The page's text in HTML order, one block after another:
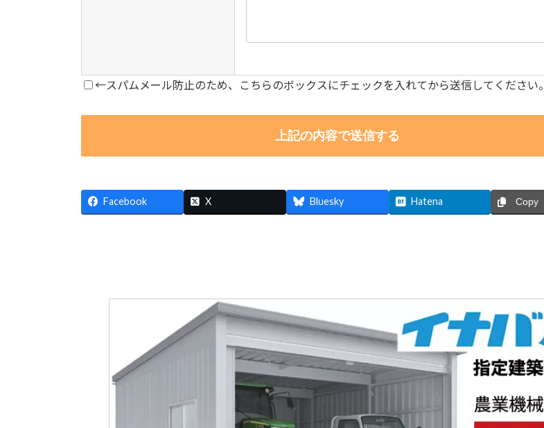
←スパムメール防止のため、こちらのボックスにチェックを入れてから送信してください。
Facebook X Bluesky Hatena Copy